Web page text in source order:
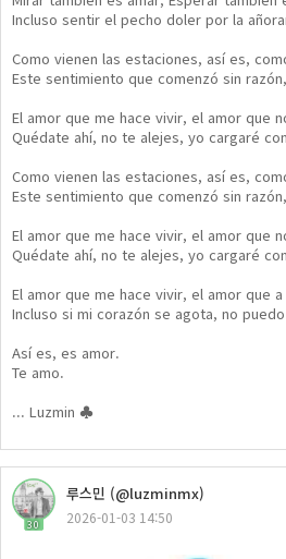
Incluso sentir el pecho doler por la
Como vienen las estaciones, así es,
Este sentimiento que comenzó sin
El amor que me hace vivir, el amor que
Quédate ahí, no te alejes, yo cargaré
Como vienen las estaciones, así es,
Este sentimiento que comenzó sin
El amor que me hace vivir, el amor que
Quédate ahí, no te alejes, yo cargaré
El amor que me hace vivir, el amor que
Incluso si mi corazón se agota, no
Así es, es amor.
Te amo.
... Luzmin ♣
30
루스민 (@luzminmx)
2026-01-03 14:50